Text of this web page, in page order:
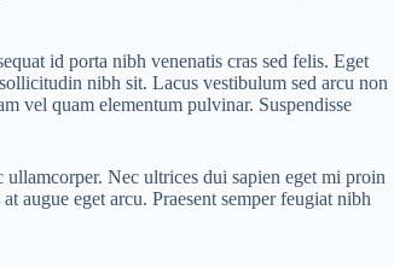
id porta nibh venenatis cras sed felis. Eget
nibh sit. Lacus vestibulum sed arcu non
vel quam elementum pulvinar. Suspendisse
Nec ultrices dui sapien eget mi proin
augue eget arcu. Praesent semper feugiat nibh